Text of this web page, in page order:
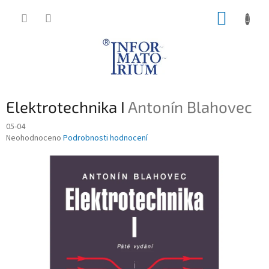
Elektrotechnika I Antonín Blahovec
05-04
Průměrné
Neohodnoceno Podrobnosti hodnocení